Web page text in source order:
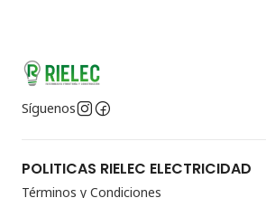
Síguenos
POLITICAS RIELEC ELECTRICIDAD
Términos y Condiciones